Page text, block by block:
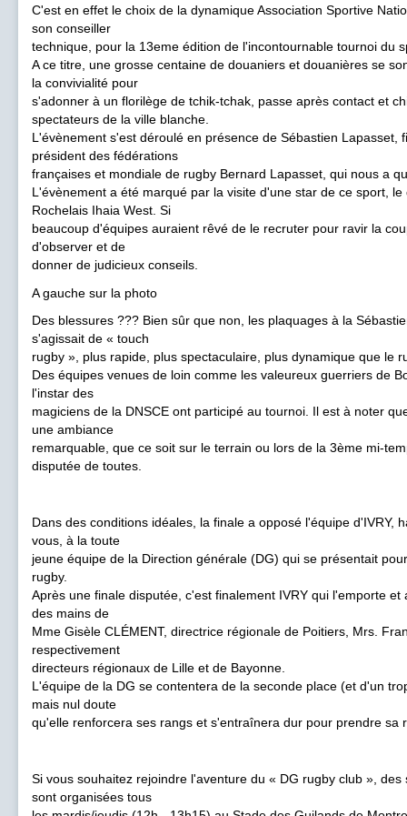
C'est en effet le choix de la dynamique Association Sportive
son conseiller
technique, pour la 13eme édition de l'incontournable tournoi du
A ce titre, une grosse centaine de douaniers et douanières se
la convivialité pour
s'adonner à un florilège de tchik-tchak, passe après contact et
spectateurs de la ville blanche.
L'évènement s'est déroulé en présence de Sébastien Lapasset,
président des fédérations
françaises et mondiale de rugby Bernard Lapasset, qui nous a
L'évènement a été marqué par la visite d'une star de ce sport,
Rochelais Ihaia West. Si
beaucoup d'équipes auraient rêvé de le recruter pour ravir la
d'observer et de
donner de judicieux conseils.
A gauche sur la photo
Des blessures ??? Bien sûr que non, les plaquages à la
s'agissait de « touch
rugby », plus rapide, plus spectaculaire, plus dynamique que le
Des équipes venues de loin comme les valeureux guerriers de
l'instar des
magiciens de la DNSCE ont participé au tournoi. Il est à noter
une ambiance
remarquable, que ce soit sur le terrain ou lors de la 3ème mi-
disputée de toutes.
Dans des conditions idéales, la finale a opposé l'équipe d'IVRY,
vous, à la toute
jeune équipe de la Direction générale (DG) qui se présentait
rugby.
Après une finale disputée, c'est finalement IVRY qui l'emporte
des mains de
Mme Gisèle CLÉMENT, directrice régionale de Poitiers, Mrs.
respectivement
directeurs régionaux de Lille et de Bayonne.
L'équipe de la DG se contentera de la seconde place (et d'un
mais nul doute
qu'elle renforcera ses rangs et s'entraînera dur pour prendre sa
Si vous souhaitez rejoindre l'aventure du « DG rugby club »,
sont organisées tous